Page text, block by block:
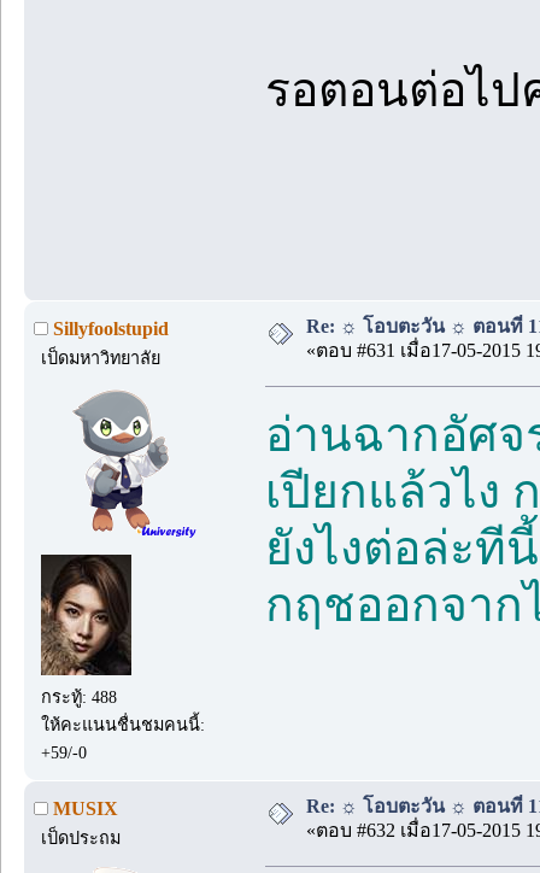
รอตอนต่อไ
Sillyfoolstupid
เป็ดมหาวิทยาลัย
กระทู้: 488
ให้คะแนนชื่นชมคนนี้:
+59/-0
Re: ☼ โอบตะวัน ☼ ตอนที่ 11
«ตอบ #631 เมื่อ17-05-2015
อ่านฉากอัศจ
เปียกแล้วไง
ยังไงต่อล่ะที
กฤชออกจาก
MUSIX
เป็ดประถม
Re: ☼ โอบตะวัน ☼ ตอนที่ 11
«ตอบ #632 เมื่อ17-05-2015